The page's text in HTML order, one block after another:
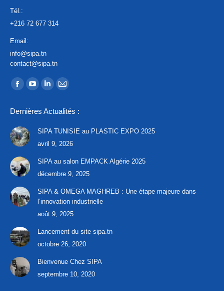
Tél.:
+216 72 677 314
Email:
info@sipa.tn
contact@sipa.tn
Trouvez nous sur :
La
Facebook
s'ouvre
dans
une
nouvelle
La
YouTube
s'ouvre
dans
La
LinkedIn
s'ouvre
dans
La
E-
mail
s'ouvre
fenêtre
Dernières Actualités :
SIPA TUNISIE au PLASTIC EXPO 2025
avril 9, 2026
SIPA au salon EMPACK Algérie 2025
décembre 9, 2025
SIPA & OMEGA MAGHREB : Une étape majeure dans
l’innovation industrielle
août 9, 2025
Lancement du site sipa.tn
octobre 26, 2020
Bienvenue Chez SIPA
septembre 10, 2020